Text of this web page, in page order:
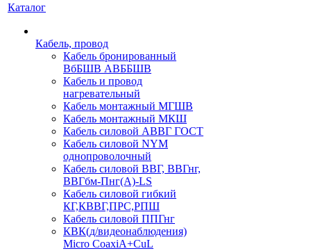
Каталог
Кабель, провод
Кабель бронированный
ВбБШВ АВББШВ
Кабель и провод
нагревательный
Кабель монтажный МГШВ
Кабель монтажный МКШ
Кабель силовой АВВГ ГОСТ
Кабель силовой NYM
однопроволочный
Кабель силовой ВВГ, ВВГнг,
ВВГбм-Пнг(А)-LS
Кабель силовой гибкий
КГ,КВВГ,ПРС,РПШ
Кабель силовой ППГнг
КВК(д/видеонаблюдения)
Micro CoaxiA+CuL